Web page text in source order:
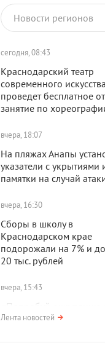
Новости регионов
сегодня, 08:43
Краснодарский театр
современного искусства
проведет бесплатное
занятие по
вчера, 18:07
На пляжах Анапы
указатели с укрытиями
памятки на случай
вчера, 16:30
Сборы в школу в
Краснодарском крае
подорожали на 7% и
20 тыс. рублей
вчера, 15:43
«Попробуй оккупацию
вкус»: в Краснодаре
Лента новостей